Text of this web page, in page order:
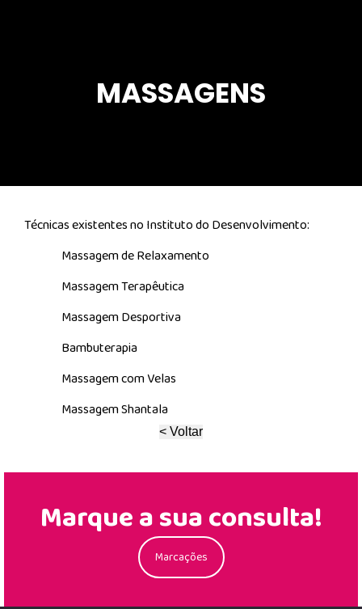
MASSAGENS
Técnicas existentes no Instituto do Desenvolvimento:
Massagem de Relaxamento
Massagem Terapêutica
Massagem Desportiva
Bambuterapia
Massagem com Velas
Massagem Shantala
Marque a sua consulta!
Marcações